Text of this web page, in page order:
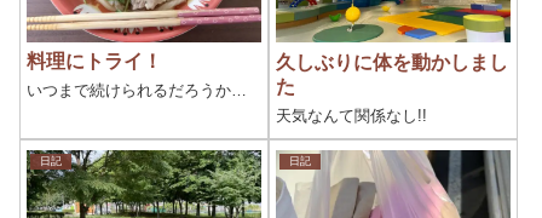
料理にトライ！
いつまで続けられるだろうか…
久しぶりに体を動かしまし
た
天気なんて関係なし!!
日記 日記